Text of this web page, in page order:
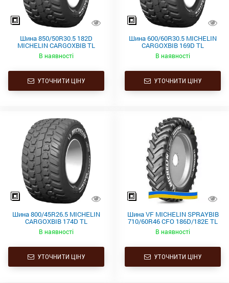
Шина 850/50R30.5 182D
MICHELIN CARGOXBIB TL
В наявності
УТОЧНИТИ ЦІНУ
Шина 600/60R30.5 MICHELIN
CARGOXBIB 169D TL
В наявності
УТОЧНИТИ ЦІНУ
Шина 800/45R26.5 MICHELIN
CARGOXBIB 174D TL
В наявності
УТОЧНИТИ ЦІНУ
Шина VF MICHELIN SPRAYBIB
710/60R46 CFO 186D/182E TL
В наявності
УТОЧНИТИ ЦІНУ